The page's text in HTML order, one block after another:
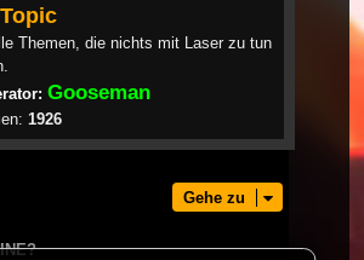
Themen, die nichts mit Laser zu tun
Gooseman
1926
Gehe zu